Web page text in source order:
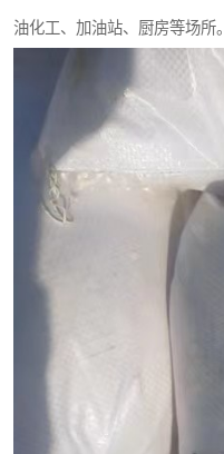
油化工、加油站、厨房等场所。